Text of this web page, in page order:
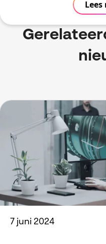
Lees
7 juni 2024